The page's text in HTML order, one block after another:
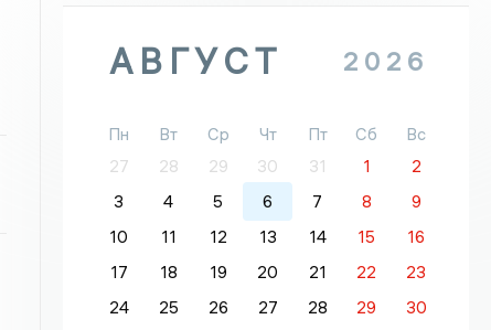
АВГУСТ 2026
Пн Вт Ср Чт Пт Сб
Вс
27
28 29 30 31 1
2
3
4 5 6 7 8
9
10
11 12 13 14 15
16
17
18 19 20 21 22
23
24
25 26 27 28 29
30